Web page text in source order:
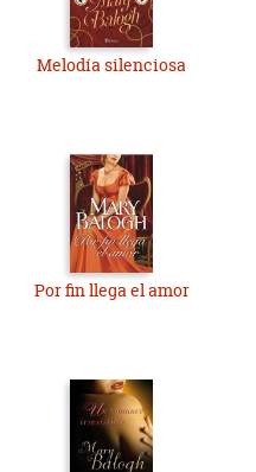
Melodía silenciosa
Por fin llega el amor